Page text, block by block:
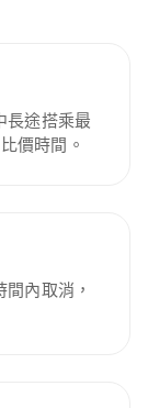
長途搭乘最
價時間。
內取消，